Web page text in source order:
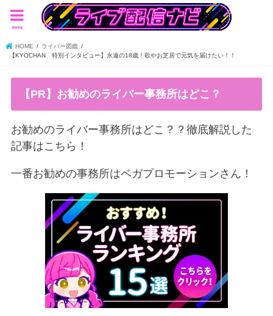
menu
HOME
ライバー図鑑
【KYOCHAN 特別インタビュー】永遠の18歳！歌やお芝居で元気を届けたい！！
【PR】お勧めのライバー事務所はどこ？
お勧めのライバー事務所はどこ？？徹底解説した
記事はこちら！
一番お勧めの事務所はベガプロモーションさん！